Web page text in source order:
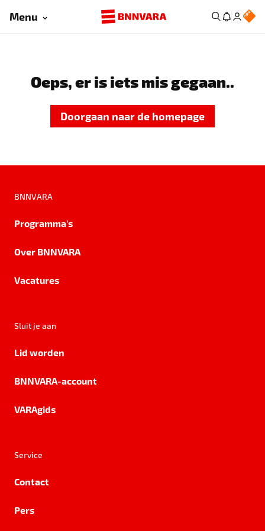
Menu
Oeps, er is iets mis gegaan..
Doorgaan naar de homepage
BNNVARA
Programma's
Over BNNVARA
Vacatures
Sluit je aan
Lid worden
BNNVARA-account
VARAgids
Service
Contact
Pers